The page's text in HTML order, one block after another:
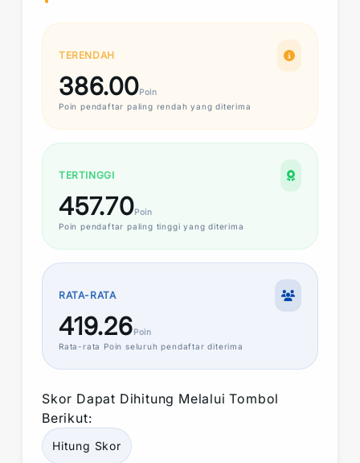
TERENDAH
386.00Poin
Poin pendaftar paling rendah yang diterima
TERTINGGI
457.70Poin
Poin pendaftar paling tinggi yang diterima
RATA-RATA
419.26Poin
Rata-rata Poin seluruh pendaftar diterima
Skor Dapat Dihitung Melalui Tombol
Berikut:
Hitung Skor